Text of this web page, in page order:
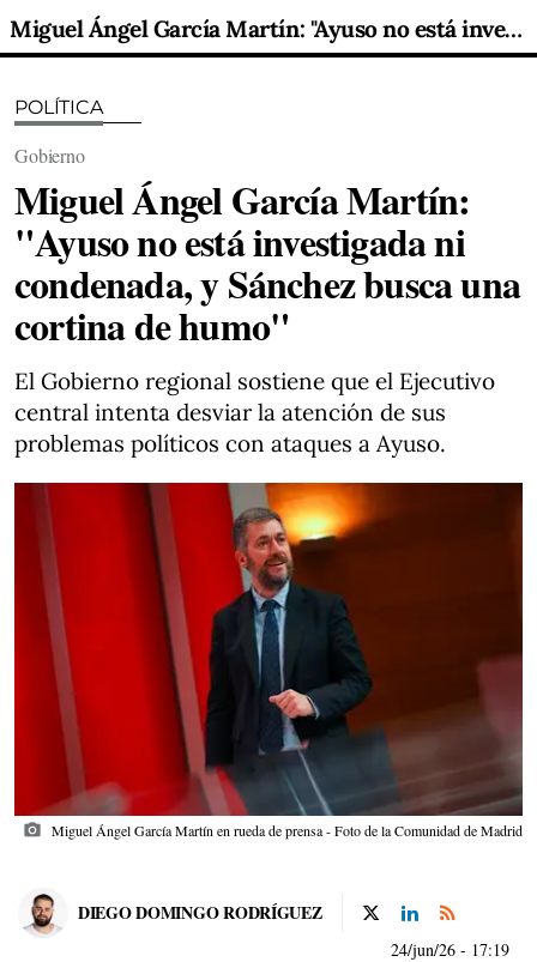
Miguel Ángel García Martín: "Ayuso no está investigada ni condenada, y Sánchez busca una cortina de humo"
POLÍTICA
Gobierno
Miguel Ángel García Martín:
"Ayuso no está investigada ni
condenada, y Sánchez busca una
cortina de humo"
El Gobierno regional sostiene que el Ejecutivo
central intenta desviar la atención de sus
problemas políticos con ataques a Ayuso.
photo_camera Miguel Ángel García Martín en rueda de prensa - Foto de la Comunidad de Madrid
DIEGO DOMINGO RODRÍGUEZ
24/jun/26 - 17:19